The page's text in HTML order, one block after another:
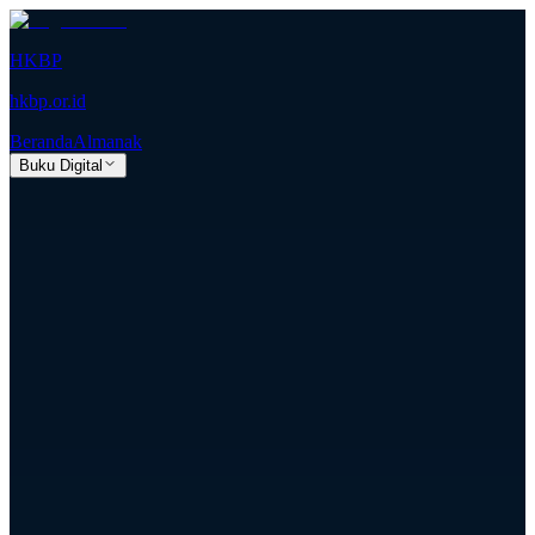
HKBP
hkbp.or.id
BerandaAlmanak
Buku Digital